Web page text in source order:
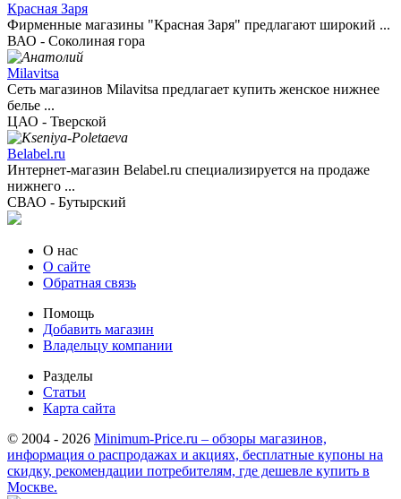
Красная Заря
Фирменные магазины "Красная Заря" предлагают широкий ...
ВАО - Соколиная гора
Milavitsa
Сеть магазинов Milavitsa предлагает купить женское нижнее
белье ...
ЦАО - Тверской
Belabel.ru
Интернет-магазин Belabel.ru специализируется на продаже
нижнего ...
СВАО - Бутырский
О нас
О сайте
Обратная связь
Помощь
Добавить магазин
Владельцу компании
Разделы
Статьи
Карта сайта
© 2004 - 2026 Minimum-Price.ru – обзоры магазинов,
информация о распродажах и акциях, бесплатные купоны на
скидку, рекомендации потребителям, где дешевле купить в
Москве.